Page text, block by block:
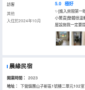
訪客
其他
入住於2024年10月
5.0 極好
✨[進入房間第一
小驚喜]整體很温
屋設施我一定要
晨緣民宿
開業時間： 2023
地址： 下營鎮團山子新區1號樓二單元102室